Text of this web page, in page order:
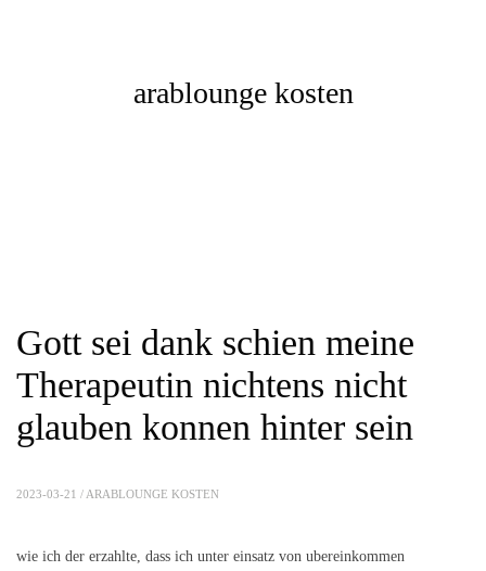
arablounge kosten
Gott sei dank schien meine
Therapeutin nichtens nicht
glauben konnen hinter sein
2023-03-21 / ARABLOUNGE KOSTEN
wie ich der erzahlte, dass ich unter einsatz von ubereinkommen